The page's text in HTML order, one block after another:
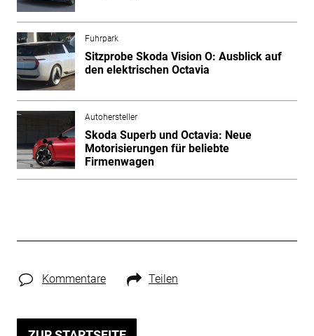
Fuhrpark
Sitzprobe Skoda Vision O: Ausblick auf
den elektrischen Octavia
Autohersteller
Skoda Superb und Octavia: Neue
Motorisierungen für beliebte
Firmenwagen
Kommentare Teilen